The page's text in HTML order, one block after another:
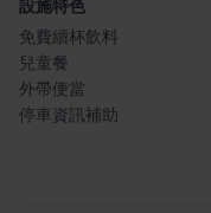
設施特色
免費續杯飲料
兒童餐
外帶便當
停車資訊補助